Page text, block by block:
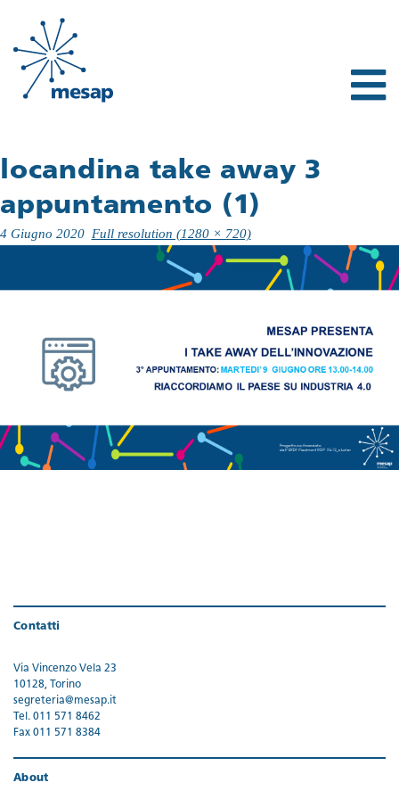
locandina take away 3
appuntamento (1)
4 Giugno 2020 Full resolution (1280 × 720)
Contatti
Via Vincenzo Vela 23
10128, Torino
segreteria@mesap.it
Tel. 011 571 8462
Fax 011 571 8384
About